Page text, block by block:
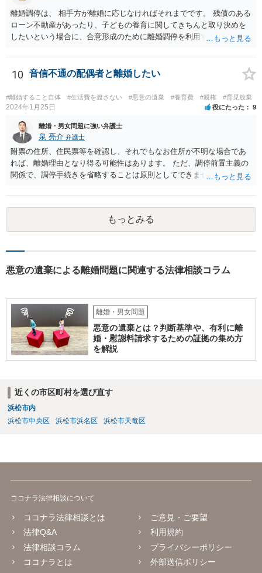
離婚調停は、 相手方が離婚に応じなければそれまでです。 残債のある
ローン不動産があったり、子どもの養育に関してきちんと取り決めを
したいという場合に、合意形成のために離婚調停を利用することは合
いため、 申立てをしても相手方が出頭せず終わってしまったり、 半年
から一年調停をやって徒労に終わるだけといったデメリットの部分が
えて調停を行う（即不調でも構わない）ということは考えられます
が、ご自身のケースで現状離婚訴訟をしても難しいように思われます
ると主張立証することは困難でしょう。 収入次第でご自身が支払いを
することになる可能性はあります。 物品のやりとりに関してはご自身
による交渉ができていない状態ですので、 婚費の調停の際にお話をさ
れるか、調停外で代理人をたてるなどして交渉を検討されるとよいで
しょう。
10 音信不通の配偶者と離婚したい
#離婚すること自体 #生活費を渡さない #悪意の遺棄 #養育費 #親権 #育児放棄
2024年1月25日 役にたった 9
離婚・男女問題に強い弁護士
泉 亮介 弁護士
附票の住所、住民票等を確認し、それでもなお住所が不明な場合であ
れば、離婚理由となり得る可能性はあります。 ただ、調停前置主義の
関係で、調停手続きを省略することは原則としてできません。また、
を考える必要があるでしょう。 ご自身で対応が難しければ弁護士を立
てた方が良いかと思われます。 調停においては、相手と直接会うとい
うことは基本的にないため、代理人とご本人と裁判所で話をしていく
形となります。
もっとみる
悪意の遺棄による離婚問題に関連する法律相談コラム
離婚・男女問題
悪意の遺棄とは？判断基準や、有利に離
婚・慰謝料請求するための証拠の集め方
を解説
近くの市区町村を選び直す
浜松市内
浜松市中央区
浜松市浜名区 浜松市天竜区
ココナラ法律相談について
ココナラ法律相談とは
法律Q&A
法律相談コラム
ココナラとは
ご意見・ご要望
利用規約
プライバシーポリシー
外部送信ポリシー